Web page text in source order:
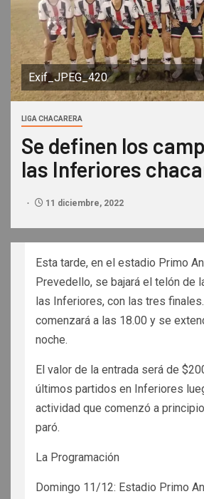
Exif_JPEG_420
LIGA CHACARERA
Se definen los
las Inferiores
11 diciembre, 2022
Esta tarde, en el estadio Primo
Prevedello, se bajará el telón de
las Inferiores, con las tres
comenzará a las 18.00 y se
noche.
El valor de la entrada será de
últimos partidos en Inferiores
actividad que comenzó a
paró.
La Programación
Domingo 11/12: Estadio Primo